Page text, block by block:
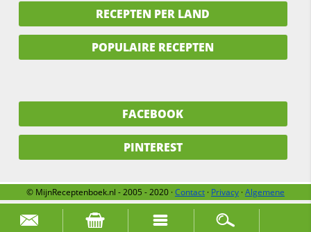
Zoek naar:
RECEPTEN PER LAND
POPULAIRE RECEPTEN
FACEBOOK
PINTEREST
© MijnReceptenboek.nl - 2005 - 2020 ·Contact · Privacy ·Algemene
voorwaarden
Over ons